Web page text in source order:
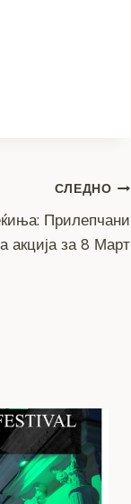
СЛЕДНО
Прилепчани
акција за 8 Март